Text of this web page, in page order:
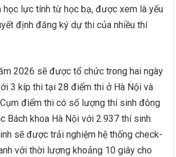
học lực tính từ học bạ, được xem là yếu
định đăng ký dự thi của nhiều thí
2026 sẽ được tổ chức trong hai ngày
3 kíp thi tại 28 điểm thi ở Hà Nội và
điểm thi có số lượng thí sinh đông
Bách khoa Hà Nội với 2.937 thí sinh.
sẽ được trải nghiệm hệ thống check-
với thời lượng khoảng 10 giây cho